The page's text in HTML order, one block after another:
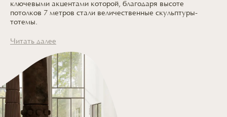
ключевыми акцентами которой, благодаря высоте
потолков 7 метров стали величественные скульптуры-
тотемы.
Читать далее